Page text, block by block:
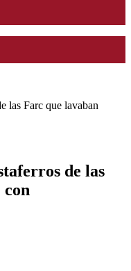
las Farc que lavaban
de las